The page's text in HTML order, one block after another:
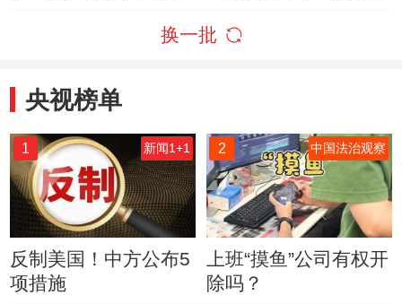
换一批
央视榜单
1 新闻1+1
反制美国！中方公布5
项措施
2 中国法治观察
上班“摸鱼”公司有权开
除吗？